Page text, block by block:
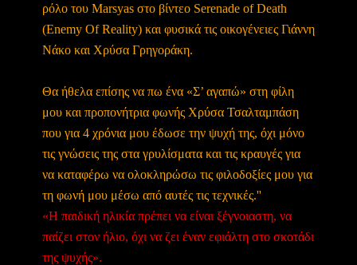
ρόλο του Marsyas στο βίντεο Serenade of Death
(Enemy Of Reality) και φυσικά τις οικογένειες Γιάννη
Νάκο και Χρύσα Γρηγοράκη.
Θα ήθελα επίσης να πω ένα «Σ’ αγαπώ» στη φίλη
μου και προπονήτρια φωνής Χρύσα Τσαλταμπάση
που για 4 χρόνια μου έδωσε την ψυχή της, όχι μόνο
τις γνώσεις της στα γρυλίσματα και τις κραυγές για
να καταφέρω να ολοκληρώσω τις φιλοδοξίες μου για
τη φωνή μου μέσω από αυτές τις τεχνικές.''
«Η παιδική ηλικία πρέπει να είναι ξέγνοιαστη, να
παίζει στον ήλιο, όχι να ζει έναν εφιάλτη στο σκοτάδι
της ψυχής».